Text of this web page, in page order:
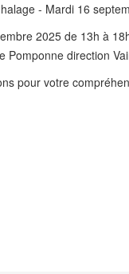
- Mardi 16
2025 de 13h à
Pomponne direction
pour votre